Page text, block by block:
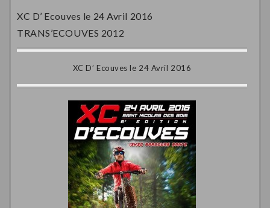
XC D’ Ecouves le 24 Avril 2016
TRANS’ECOUVES 2012
XC D’ Ecouves le 24 Avril 2016